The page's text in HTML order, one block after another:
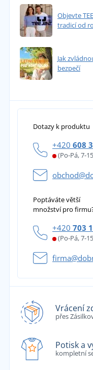
Objevte
tradicí od
Jak
bezpečí
Dotazy k produktu
+420 608
(Po-Pá, 7-
Poptáváte větší
množství pro
+420 703
(Po-Pá, 7-
Vrácení
přes
Potisk a
kompletní